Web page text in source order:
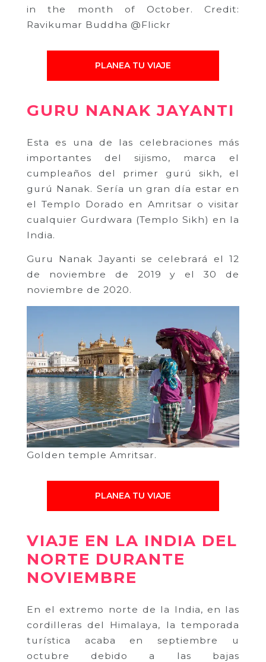
in the month of October. Credit:
Ravikumar Buddha @Flickr
PLANEA TU VIAJE
GURU NANAK JAYANTI
Esta es una de las celebraciones más
importantes del sijismo, marca el
cumpleaños del primer gurú sikh, el
gurú Nanak. Sería un gran día estar en
el Templo Dorado en Amritsar o visitar
cualquier Gurdwara (Templo Sikh) en la
India.
Guru Nanak Jayanti se celebrará el 12
de noviembre de 2019 y el 30 de
noviembre de 2020.
Golden temple Amritsar.
PLANEA TU VIAJE
VIAJE EN LA INDIA DEL
NORTE DURANTE
NOVIEMBRE
En el extremo norte de la India, en las
cordilleras del Himalaya, la temporada
turística acaba en septiembre u
octubre debido a las bajas